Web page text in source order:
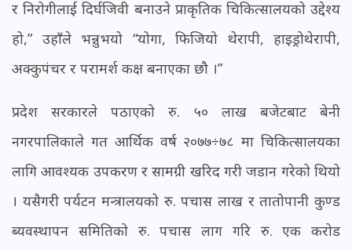
र निरोगीलाई दिर्घजिवी बनाउने प्राकृतिक चिकित्सालयको उद्देश्य
हो,” उहाँले भन्नुभयो “योगा, फिजियो थेरापी, हाइड्रोथेरापी,
अक्कुपंचर र परामर्श कक्ष बनाएका छौ ।”
प्रदेश सरकारले पठाएको रु. ५० लाख बजेटबाट बेनी
नगरपालिकाले गत आर्थिक वर्ष २०७७÷७८ मा चिकित्सालयका
लागि आवश्यक उपकरण र सामग्री खरिद गरी जडान गरेको थियो
। यसैगरी पर्यटन मन्त्रालयको रु. पचास लाख र तातोपानी कुण्ड
ब्यवस्थापन समितिको रु. पचास लाग गरि रु. एक करोड